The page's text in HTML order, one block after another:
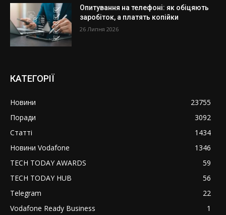
Опитування на телефоні: як обіцяють
заробіток, а платять копійки
26 Липня 2026
КАТЕГОРІЇ
Новини
23755
Поради
3092
Статті
1434
Новини Vodafone
1346
TECH TODAY AWARDS
59
TECH TODAY HUB
56
Telegram
22
Vodafone Ready Business
1